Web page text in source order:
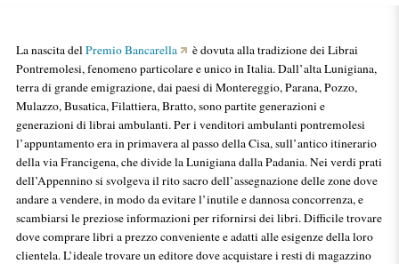
La nascita delPremio Bancarella
è dovuta alla tradizione dei Librai
Pontremolesi, fenomeno particolare e unico in Italia. Dall’alta Lunigiana,
terra di grande emigrazione, dai paesi di Montereggio, Parana, Pozzo,
Mulazzo, Busatica, Filattiera, Bratto, sono partite generazioni e
generazioni di librai ambulanti. Per i venditori ambulanti pontremolesi
l’appuntamento era in primavera al passo della Cisa, sull’antico itinerario
della via Francigena, che divide la Lunigiana dalla Padania. Nei verdi prati
dell’Appennino si svolgeva il rito sacro dell’assegnazione delle zone dove
andare a vendere, in modo da evitare l’inutile e dannosa concorrenza, e
scambiarsi le preziose informazioni per rifornirsi dei libri. Difficile trovare
dove comprare libri a prezzo conveniente e adatti alle esigenze della loro
clientela. L’ideale trovare un editore dove acquistare i resti di magazzino